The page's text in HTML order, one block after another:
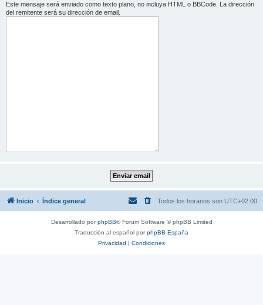
Este mensaje será enviado como texto plano, no incluya HTML o BBCode. La dirección
del remitente será su dirección de email.
Inicio Índice general Todos los horarios son UTC+02:00
Desarrollado porphpBB® Forum Software © phpBB Limited
Traducción al español porphpBB España
Privacidad | Condiciones